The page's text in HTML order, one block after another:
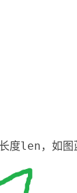
度len，如